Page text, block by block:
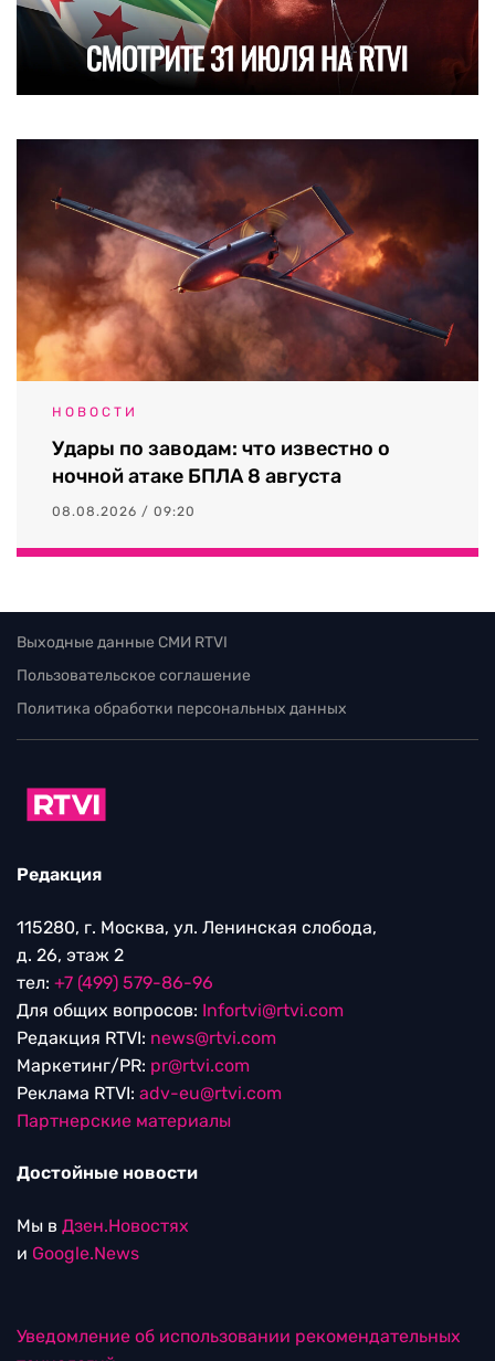
НОВОСТИ
Удары по заводам: что известно о
ночной атаке БПЛА 8 августа
08.08.2026 / 09:20
Выходные данные СМИ RTVI
Пользовательское соглашение
Политика обработки персональных данных
Редакция
115280, г. Москва, ул. Ленинская слобода,
д. 26, этаж 2
тел: +7 (499) 579-86-96
Для общих вопросов: Infortvi@rtvi.com
Редакция RTVI: news@rtvi.com
Маркетинг/PR: pr@rtvi.com
Реклама RTVI: adv-eu@rtvi.com
Партнерские материалы
Достойные новости
Мы в Дзен.Новостях
и Google.News
Уведомление об использовании рекомендательных